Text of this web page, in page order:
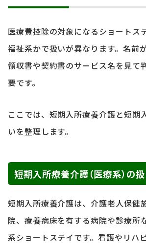
医療費控除の対象になるショートス
福祉系かで扱いが異なります。名前
領収書や契約書のサービス名を見て
要です。
ここでは、短期入所療養介護と短期
いを整理します。
短期入所療養介護（医療系）の
短期入所療養介護は、介護老人保健
院、療養病床を有する病院や診療所
系ショートステイです。看護やリハ